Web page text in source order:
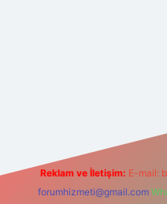
Reklam ve İletişim: E-mail:
forumhizmeti@gmail.com